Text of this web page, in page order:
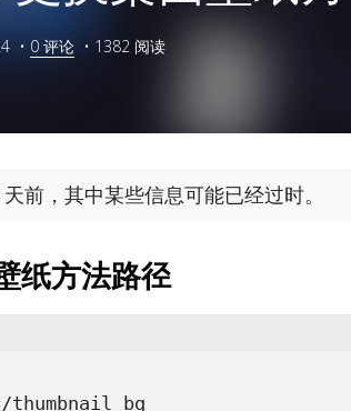
• 0 评论• 1382 阅读
前，其中某些信息可能已经过时。
纸方法路径
thumbnail_bg